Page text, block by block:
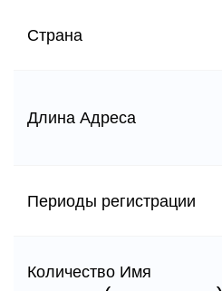
Страна
Длина Адреса
Периоды регистрации
Количество Имя